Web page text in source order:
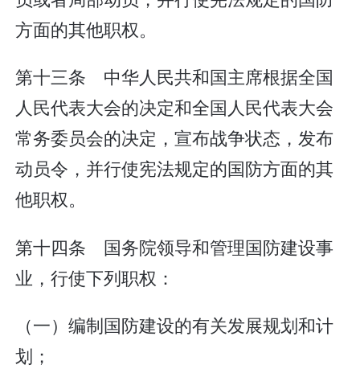
方面的其他职权。
第十三条 中华人民共和国主席根据全国
人民代表大会的决定和全国人民代表大会
常务委员会的决定，宣布战争状态，发布
动员令，并行使宪法规定的国防方面的其
他职权。
第十四条 国务院领导和管理国防建设事
业，行使下列职权：
（一）编制国防建设的有关发展规划和计
划；